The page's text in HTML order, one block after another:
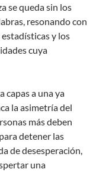
se queda sin los
resonando con
y los
cuya
capas a una ya
la asimetría del
más deben
detener las
de desesperación,
una